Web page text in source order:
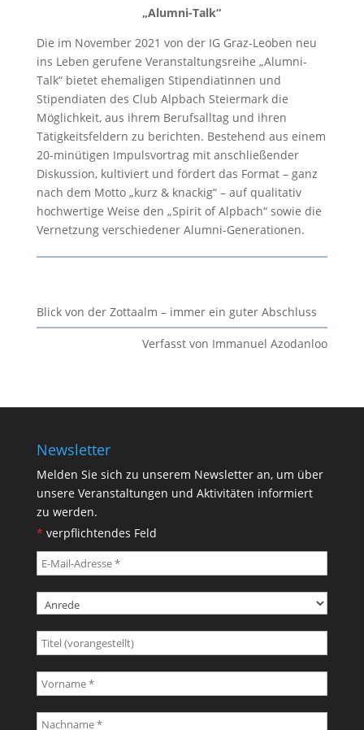
„Alumni-Talk“
Die im November 2021 von der IG Graz-Leoben neu
ins Leben gerufene Veranstaltungsreihe „Alumni-
Talk“ bietet ehemaligen Stipendiatinnen und
Stipendiaten des Club Alpbach Steiermark die
Möglichkeit, aus ihrem Berufsalltag und ihren
Tätigkeitsfeldern zu berichten. Bestehend aus einem
20-minütigen Impulsvortrag mit anschließender
Diskussion, kultiviert und fördert das Format – ganz
nach dem Motto „kurz & knackig“ – auf qualitativ
hochwertige Weise den „Spirit of Alpbach“ sowie die
Vernetzung verschiedener Alumni-Generationen.
Blick von der Zottaalm – immer ein guter Abschluss
Verfasst von Immanuel Azodanloo
Newsletter
Melden Sie sich zu unserem Newsletter an, um über
unsere Veranstaltungen und Aktivitäten informiert
zu werden.
* verpflichtendes Feld